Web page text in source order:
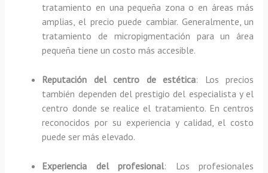
tratamiento en una pequeña zona o en áreas más
amplias, el precio puede cambiar. Generalmente, un
tratamiento de micropigmentación para un área
pequeña tiene un costo más accesible.
Reputación del centro de estética: Los precios
también dependen del prestigio del especialista y el
centro donde se realice el tratamiento. En centros
reconocidos por su experiencia y calidad, el costo
puede ser más elevado.
Experiencia del profesional: Los profesionales